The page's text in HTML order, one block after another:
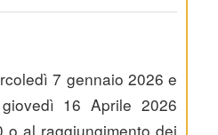
7 gennaio 2026 e
16 Aprile 2026
o al raggiungimento dei